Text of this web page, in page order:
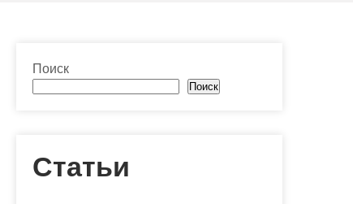
Поиск
Поиск
Статьи